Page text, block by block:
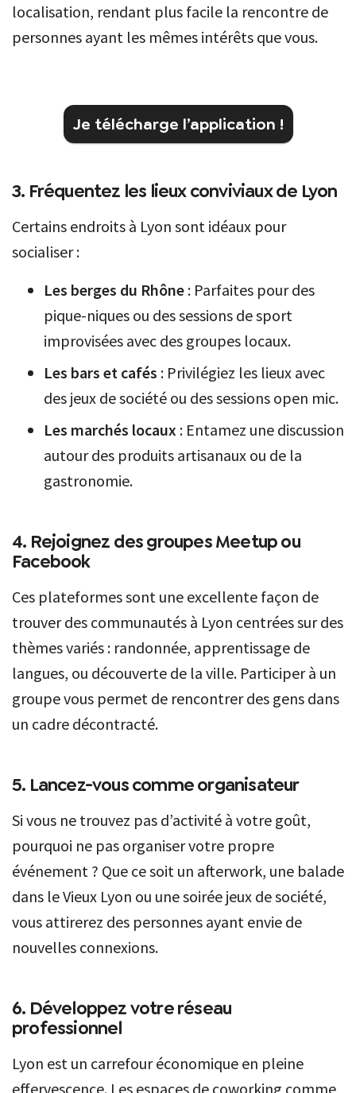
localisation, rendant plus facile la rencontre de
personnes ayant les mêmes intérêts que vous.
Je télécharge l’application !
3. Fréquentez les lieux conviviaux de Lyon
Certains endroits à Lyon sont idéaux pour
socialiser :
Les berges du Rhône : Parfaites pour des
pique-niques ou des sessions de sport
improvisées avec des groupes locaux.
Les bars et cafés : Privilégiez les lieux avec
des jeux de société ou des sessions open mic.
Les marchés locaux : Entamez une discussion
autour des produits artisanaux ou de la
gastronomie.
4. Rejoignez des groupes Meetup ou
Facebook
Ces plateformes sont une excellente façon de
trouver des communautés à Lyon centrées sur des
thèmes variés : randonnée, apprentissage de
langues, ou découverte de la ville. Participer à un
groupe vous permet de rencontrer des gens dans
un cadre décontracté.
5. Lancez-vous comme organisateur
Si vous ne trouvez pas d’activité à votre goût,
pourquoi ne pas organiser votre propre
événement ? Que ce soit un afterwork, une balade
dans le Vieux Lyon ou une soirée jeux de société,
vous attirerez des personnes ayant envie de
nouvelles connexions.
6. Développez votre réseau
professionnel
Lyon est un carrefour économique en pleine
effervescence. Les espaces de coworking comme